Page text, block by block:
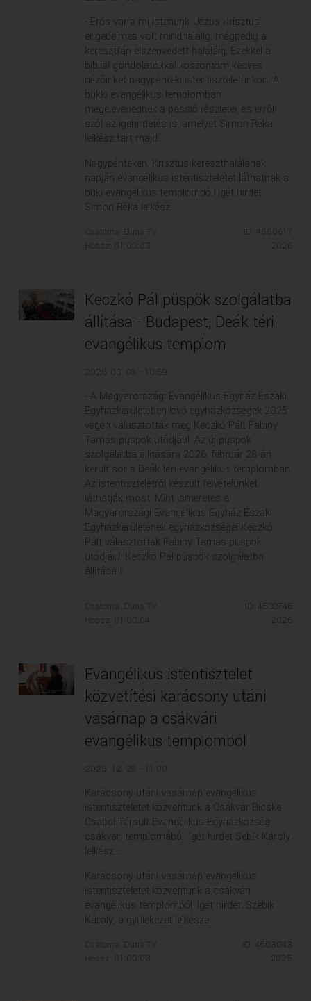
- Erős vár a mi Istenünk. Jézus Krisztus
engedelmes volt mindhalálig, mégpedig a
keresztfán elszenvedett haláláig. Ezekkel a
bibliai gondolatokkal köszöntöm kedves
nézőinket nagypénteki istentiszteletünkön. A
bükki evangélikus templomban
megelevenednek a passió részletei, és erről
szól az igehirdetés is, amelyet Simon Réka
lelkész tart majd. ...
Nagypénteken, Krisztus kereszthalálának
napján evangélikus istentiszteletet láthatnak a
büki evangélikus templomból. Igét hirdet:
Simon Réka lelkész.
Csatorna: Duna TV
Hossz: 01:00:03
ID: 4550617
Keczkó Pál püspök szolgálatba
állítása - Budapest, Deák téri
evangélikus templom
- A Magyarországi Evangélikus Egyház Északi
Egyházkerületében lévő egyházközségek 2025
végén választották meg Keczkó Pált Fabiny
Tamás püspök utódjául. Az új püspök
szolgálatba állítására 2026. február 28-án
került sor a Deák téri evangélikus templomban.
Az istentiszteletről készült felvételünket
láthatják most. Mint ismeretes a
Magyarországi Evangélikus Egyház Északi
Egyházkerületének egyházközségei Keczkó
Pált választották Fabiny Tamás püspök
utódjául. Keczkó Pál püspök szolgálatba
állítása f...
Csatorna: Duna TV
Hossz: 01:00:04
ID: 4538746
Evangélikus istentisztelet
közvetítési karácsony utáni
vasárnap a csákvári
evangélikus templomból
Karácsony utáni vasárnap evangélikus
istentiszteletet közvetítünk a Csákvár Bicske
Csabdi Társult Evangélikus Egyházközség
csákvári templomából. Igét hirdet Sebik Károly
lelkész....
Karácsony utáni vasárnap evangélikus
istentiszteletet közvetítünk a csákvári
evangélikus templomból. Igét hirdet: Szebik
Károly, a gyülekezet lelkésze.
Csatorna: Duna TV
Hossz: 01:00:03
ID: 4503043